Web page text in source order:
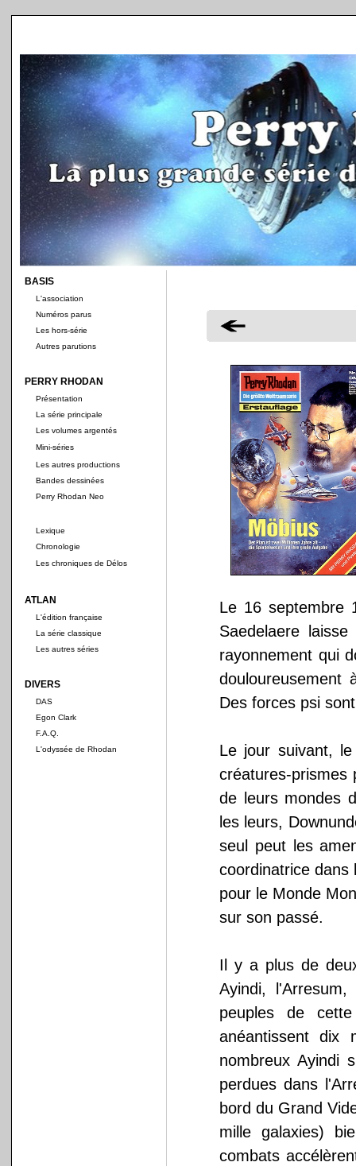
BASIS
L'association
Numéros parus
Les hors-série
Autres parutions
PERRY RHODAN
Présentation
La série principale
Les volumes argentés
Mini-séries
Les autres productions
Bandes dessinées
Perry Rhodan Neo
Lexique
Chronologie
Les chroniques de Délos
ATLAN
L'édition française
La série classique
Les autres séries
DIVERS
DAS
Egon Clark
F.A.Q.
L'odyssée de Rhodan
Le 16 septembre
Saedelaere
rayonnement qui
douloureusement
Des forces psi
Le jour suivant,
créatures-prismes
de leurs mondes
les leurs,
seul peut les
coordinatrice dans
pour le Monde
sur son passé.
Il y a plus de
Ayindi,
peuples de
anéantissent dix
nombreux Ayindi
perdues dans
bord du Grand
mille galaxies)
combats